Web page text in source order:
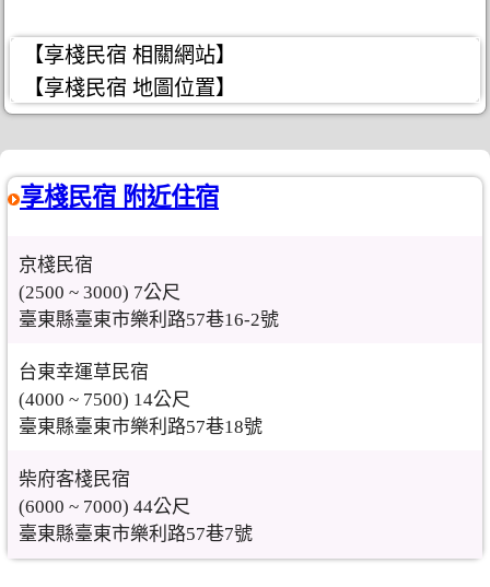
【享棧民宿 相關網站】
【享棧民宿 地圖位置】
享棧民宿 附近住宿
京棧民宿
(2500 ~ 3000) 7公尺
臺東縣臺東市樂利路57巷16-2號
台東幸運草民宿
(4000 ~ 7500) 14公尺
臺東縣臺東市樂利路57巷18號
柴府客棧民宿
(6000 ~ 7000) 44公尺
臺東縣臺東市樂利路57巷7號